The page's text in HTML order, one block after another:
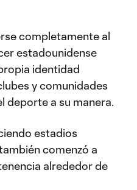
completamente al
estadounidense
identidad
y comunidades
deporte a su manera.
estadios
comenzó a
alrededor de